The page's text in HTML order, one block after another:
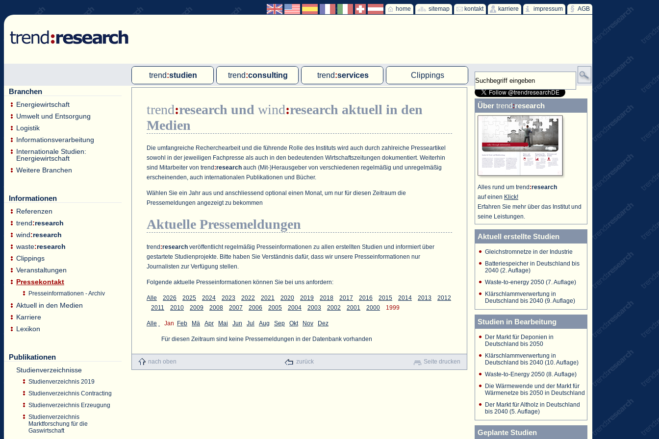
AGB
impressum
karriere
kontakt
sitemap
home
trend:studien
Single-Client-Studien
Internationale Markt Reports
trend:consulting
Due Diligence
trend:services
Gutachten
PAP-Clipping
Mitarbeiterbefragung
Marktforschungsmanagement
Clippings
MVA und MHKW
Branchen
Energiewirtschaft
Umwelt und Entsorgung
Logistik
Informationsverarbeitung
Internationale Studien:
Energiewirtschaft
Weitere Branchen
Informationen
Referenzen
trend:research
wind:research
waste:research
Clippings
Veranstaltungen
Pressekontakt
Presseinformationen - Archiv
Aktuell in den Medien
Karriere
Lexikon
Publikationen
Studienverzeichnisse
Studienverzeichnis 2019
Studienverzeichnis Contracting
Studienverzeichnis Erzeugung
Studienverzeichnis
Marktforschung für die
Gaswirtschaft
trend:research und wind:research aktuell in den
Medien
Die umfangreiche Recherchearbeit und die führende Rolle des Instituts wird auch durch zahlreiche Presseartikel
sowohl in der jeweiligen Fachpresse als auch in den bedeutenden Wirtschaftszeitungen dokumentiert. Weiterhin
sind Mitarbeiter von trend:research auch (Mit-)Herausgeber von verschiedenen regelmäßig und unregelmäßig
erscheinenden, auch internationalen Publikationen und Bücher.
Wählen Sie ein Jahr aus und anschliessend optional einen Monat, um nur für diesen Zeitraum die
Pressemeldungen angezeigt zu bekommen
Aktuelle Pressemeldungen
trend :research veröffentlicht regelmäßig Presseinformationen zu allen erstellten Studien und informiert über
gestartete Studienprojekte. Bitte haben Sie Verständnis dafür, dass wir unsere Presseinformationen nur
Journalisten zur Verfügung stellen.
Folgende aktuelle Presseinformationen können Sie bei uns anfordern:
Alle 2026 2025 2024 2023 2022 2021 2020 2019 2018 2017 2016 2015 2014 2013
2012
2011
2010 2009 2008 2007 2006 2005 2004 2003 2002 2001 2000 1999
Alle Jan Feb Mä Apr Mai Jun Jul Aug Sep Okt Nov Dez
Für diesen Zeitraum sind keine Pressemeldungen in der Datenbank vorhanden
nach oben zurück Seite drucken
Über trend:research
Alles rund um trend :research
auf einen Klick!
Erfahren Sie mehr über das Institut und
seine Leistungen.
Aktuell erstellte Studien
Gleichstromnetze in der Industrie
Batteriespeicher in Deutschland bis
2040 (2. Auflage)
Waste-to-energy 2050 (7. Auflage)
Klärschlammverwertung in
Deutschland bis 2040 (9. Auflage)
Studien in Bearbeitung
Der Markt für Deponien in
Deutschland bis 2050
Klärschlammverwertung in
Deutschland bis 2040 (10. Auflage)
Waste-to-Energy 2050 (8. Auflage)
Die Wärmewende und der Markt für
Wärmenetze bis 2050 in Deutschland
Der Markt für Altholz in Deutschland
bis 2040 (5. Auflage)
Geplante Studien